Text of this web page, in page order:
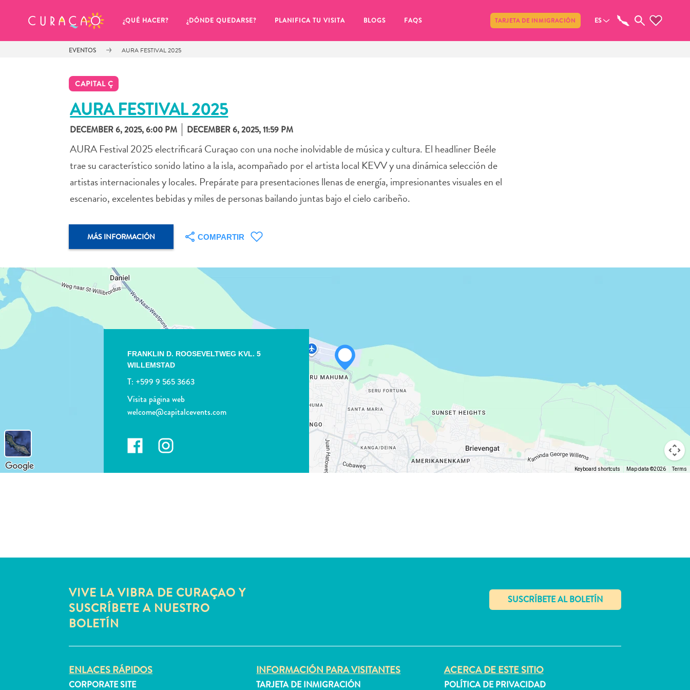
¿QUÉ HACER? ¿DÓNDE QUEDARSE? PLANIFICA TU VISITA BLOGS FAQS TARJETA DE INMIGRACIÓN ES
EVENTOS AURA FESTIVAL 2025
CAPITAL Ç
AURA FESTIVAL 2025
DECEMBER 6, 2025, 6:00 PM DECEMBER 6, 2025, 11:59 PM
AURA Festival 2025 electrificará Curaçao con una noche inolvidable de música y cultura. El headliner Beéle
trae su característico sonido latino a la isla, acompañado por el artista local KEVV y una dinámica selección de
artistas internacionales y locales. Prepárate para presentaciones llenas de energía, impresionantes visuales en el
escenario, excelentes bebidas y miles de personas bailando juntas bajo el cielo caribeño.
MÁS INFORMACIÓN COMPARTIR
WHATSAPP
FACEBOOK
CORREO ELECTRÓNICO
COPIAR ENLACE
FRANKLIN D. ROOSEVELTWEG KVL. 5
WILLEMSTAD
T: +599 9 565 3663
Visita página web
welcome@capitalcevents.com
Keyboard shortcuts Map data ©2026 Terms
VIVE LA VIBRA DE CURAÇAO Y
SUSCRÍBETE A NUESTRO
BOLETÍN
✕
ENLACES RÁPIDOS
CORPORATE SITE
INFORMACIÓN PARA VISITANTES
TARJETA DE INMIGRACIÓN
ACERCA DE ESTE SITIO
POLÍTICA DE PRIVACIDAD
MIS FAVORITOS Compartir
Parece que no has guardado
Cuando quiera guardar algo para más tarde, asegúrese de hacer clic en el
COPIAR ENLACE